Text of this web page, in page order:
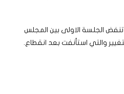
2019م قبل أن تنفض الجلسة الاولى بين المجلس
والتي استأنفت بعد انقطاع.